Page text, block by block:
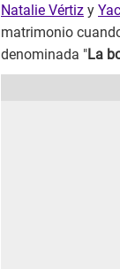
Natalie Vértiz y
matrimonio
denominada "La